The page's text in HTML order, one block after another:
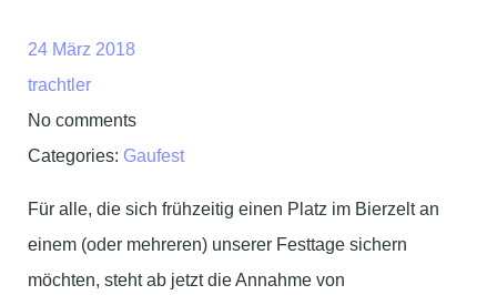
24 März 2018
trachtler
No comments
Categories: Gaufest
Für alle, die sich frühzeitig einen Platz im Bierzelt an
einem (oder mehreren) unserer Festtage sichern
möchten, steht ab jetzt die Annahme von